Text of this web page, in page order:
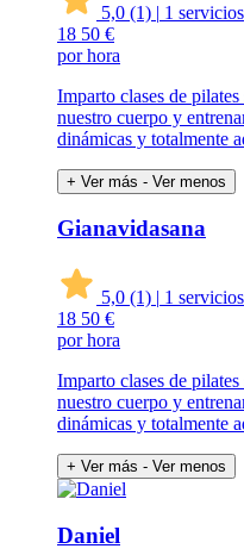
5,0 (1) | 1 servicios
18 50 €
por hora
Imparto clases de
nuestro cuerpo y
dinámicas y totalmente
+ Ver más - Ver menos
Gianavidasana
5,0 (1) | 1 servicios
18 50 €
por hora
Imparto clases de
nuestro cuerpo y
dinámicas y totalmente
+ Ver más - Ver menos
Daniel